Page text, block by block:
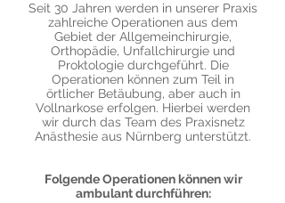
Seit 30 Jahren werden in unserer Praxis
zahlreiche Operationen aus dem
Gebiet der Allgemeinchirurgie,
Orthopädie, Unfallchirurgie und
Proktologie durchgeführt. Die
Operationen können zum Teil in
örtlicher Betäubung, aber auch in
Vollnarkose erfolgen. Hierbei werden
wir durch das Team des Praxisnetz
Anästhesie aus Nürnberg unterstützt.
Folgende Operationen können wir
ambulant durchführen: